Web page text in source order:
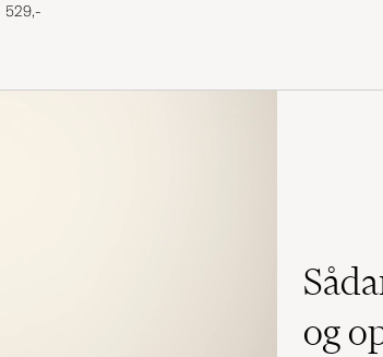
529,-
og